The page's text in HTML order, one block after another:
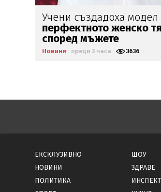
Министър Ефремова:
Минималнатазаплата
620 евро
Новини преди 3 часа 2092
ЕКСКЛУЗИВНО
НОВИНИ
ПОЛИТИКА
ШОУ
ЗДРАВЕ